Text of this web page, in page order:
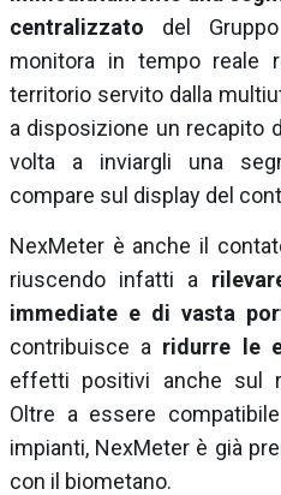
centralizzato del
monitora in tempo
territorio servito dalla
a disposizione un recapito
volta a inviargli una
compare sul display del
NexMeter è anche il
riuscendo infatti a
immediate e di vasta
contribuisce a ridurre le
effetti positivi anche sul
Oltre a essere
impianti, NexMeter è già
con il biometano.